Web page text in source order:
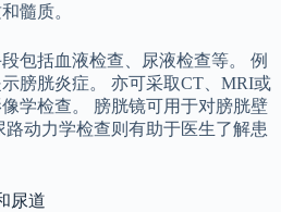
髓质。
包括血液检查、尿液检查等。 例
膀胱炎症。 亦可采取CT、MRI或
学检查。 膀胱镜可用于对膀胱壁
动力学检查则有助于医生了解患
尿道